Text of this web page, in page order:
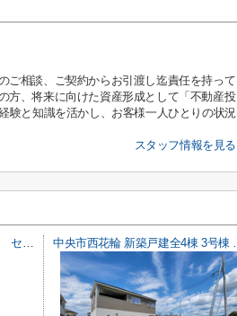
ご相談、ご契約からお引渡し迄責任を持って
方、将来に向けた資産形成として「不動産投
験と知識を活かし、お客様一人ひとりの状況
スタッフ情報を見る